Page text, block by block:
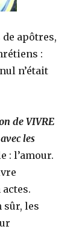
de apôtres,
:
n’était
de VIVRE
les
: l’amour.
sûr, les